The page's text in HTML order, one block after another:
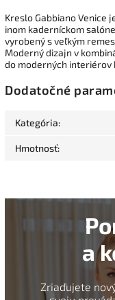
Kreslo Gabbiano Venice
inom kaderníckom
vyrobený s veľkým
Moderný dizajn v
do moderných interiérov
Dodatočné
Kategória:
Hmotnosť:
a
Zriaďujete